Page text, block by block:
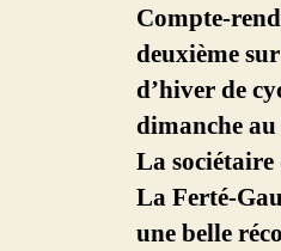
Compte-
deuxième
d’hiver de
dimanche
La
La Ferté-
une belle